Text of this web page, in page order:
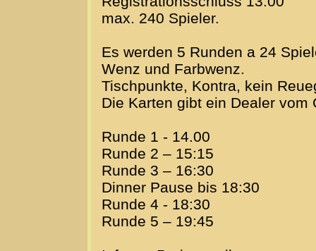
max. 240 Spieler.
Es werden 5 Runden a 24
Wenz und Farbwenz.
Tischpunkte, Kontra, kein
Die Karten gibt ein Dealer vom
Runde 1 - 14.00
Runde 2 – 15:15
Runde 3 – 16:30
Dinner Pause bis 18:30
Runde 4 - 18:30
Runde 5 – 19:45